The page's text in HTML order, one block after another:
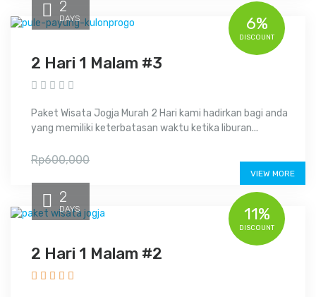
2
DAYS
2 Hari 1 Malam #3
Paket Wisata Jogja Murah 2 Hari kami hadirkan bagi anda
yang memiliki keterbatasan waktu ketika liburan...
6%
DISCOUNT
Rp600,000
VIEW MORE
2
DAYS
2 Hari 1 Malam #2
11%
DISCOUNT